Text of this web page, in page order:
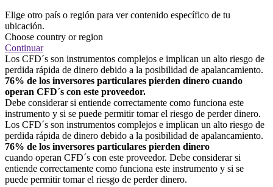
Elige otro país o región para ver contenido específico de tu
ubicación.
Choose country or region
Continuar
Los CFD´s son instrumentos complejos e implican un alto riesgo de
perdida rápida de dinero debido a la posibilidad de apalancamiento.
76% de los inversores particulares pierden dinero cuando
operan CFD´s con este proveedor.
Debe considerar si entiende correctamente como funciona este
instrumento y si se puede permitir tomar el riesgo de perder dinero.
Los CFD´s son instrumentos complejos e implican un alto riesgo de
perdida rápida de dinero debido a la posibilidad de apalancamiento.
76% de los inversores particulares pierden dinero
cuando operan CFD´s con este proveedor. Debe considerar si
entiende correctamente como funciona este instrumento y si se
puede permitir tomar el riesgo de perder dinero.